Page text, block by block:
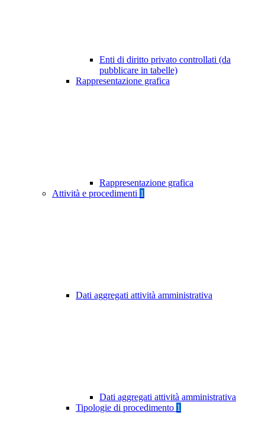
Enti di diritto privato controllati (da
pubblicare in tabelle)
Rappresentazione grafica
Rappresentazione grafica
Attività e procedimenti 1
Dati aggregati attività amministrativa
Dati aggregati attività amministrativa
Tipologie di procedimento 1